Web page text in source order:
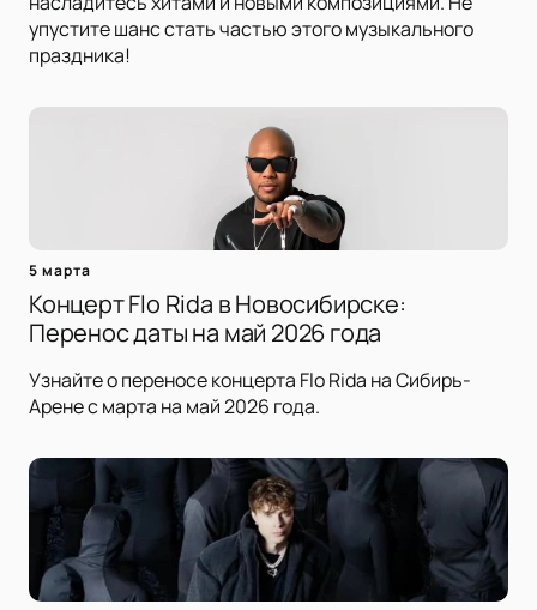
упустите шанс стать частью этого музыкального
праздника!
5 марта
Концерт Flo Rida в Новосибирске:
Перенос даты на май 2026 года
Узнайте о переносе концерта Flo Rida на Сибирь-
Арене с марта на май 2026 года.